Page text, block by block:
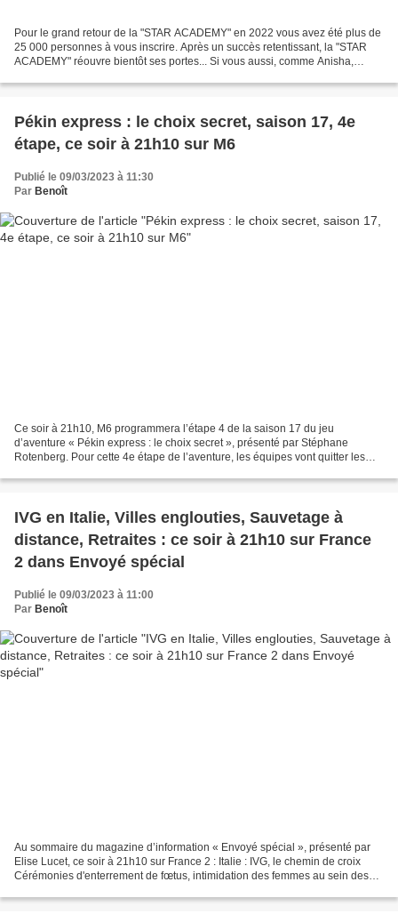
Pour le grand retour de la "STAR ACADEMY" en 2022 vous avez été plus de
25 000 personnes à vous inscrire. Après un succès retentissant, la "STAR
ACADEMY" réouvre bientôt ses portes... Si vous aussi, comme Anisha,
Pékin express : le choix secret, saison 17, 4e
étape, ce soir à 21h10 sur M6
Publié le 09/03/2023 à 11:30
Par Benoît
Ce soir à 21h10, M6 programmera l’étape 4 de la saison 17 du jeu
d’aventure « Pékin express : le choix secret », présenté par Stéphane
Rotenberg. Pour cette 4e étape de l’aventure, les équipes vont quitter les
IVG en Italie, Villes englouties, Sauvetage à
distance, Retraites : ce soir à 21h10 sur France
2 dans Envoyé spécial
Publié le 09/03/2023 à 11:00
Par Benoît
Au sommaire du magazine d’information « Envoyé spécial », présenté par
Elise Lucet, ce soir à 21h10 sur France 2 : Italie : IVG, le chemin de croix
Cérémonies d'enterrement de fœtus, intimidation des femmes au sein des